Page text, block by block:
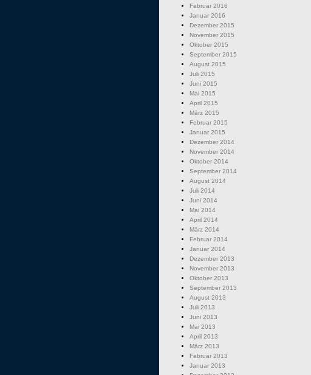
Februar 2016
Januar 2016
Dezember 2015
November 2015
Oktober 2015
September 2015
August 2015
Juli 2015
Juni 2015
Mai 2015
April 2015
März 2015
Februar 2015
Januar 2015
Dezember 2014
November 2014
Oktober 2014
September 2014
August 2014
Juli 2014
Juni 2014
Mai 2014
April 2014
März 2014
Februar 2014
Januar 2014
Dezember 2013
November 2013
Oktober 2013
September 2013
August 2013
Juli 2013
Juni 2013
Mai 2013
April 2013
März 2013
Februar 2013
Januar 2013